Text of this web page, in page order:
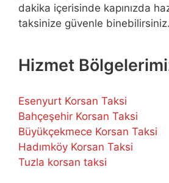
dakika içerisinde kapınızda
taksinize güvenle binebilirsiniz.
Hizmet
Esenyurt Korsan Taksi
Bahçeşehir Korsan Taksi
Büyükçekmece Korsan Taksi
Hadımköy Korsan Taksi
Tuzla korsan taksi